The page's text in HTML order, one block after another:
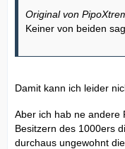
Original von
Keiner von beiden
Damit kann ich leider
Aber ich hab ne andere
Besitzern des 1000ers
durchaus ungewohnt